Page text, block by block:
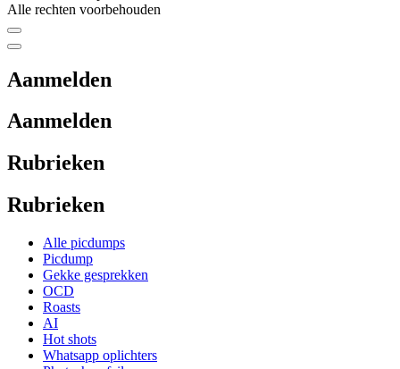
Alle rechten voorbehouden
Aanmelden
Aanmelden
Rubrieken
Rubrieken
Alle picdumps
Picdump
Gekke gesprekken
OCD
Roasts
AI
Hot shots
Whatsapp oplichters